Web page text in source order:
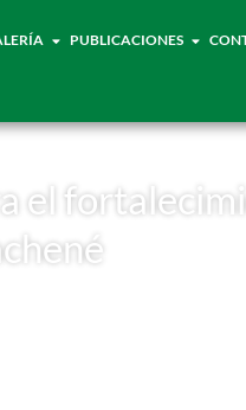
PUBLICACIONES
el